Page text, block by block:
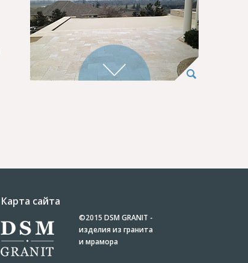
Карта сайта
©2015 DSM GRANIT -
изделия из гранита
и мрамора